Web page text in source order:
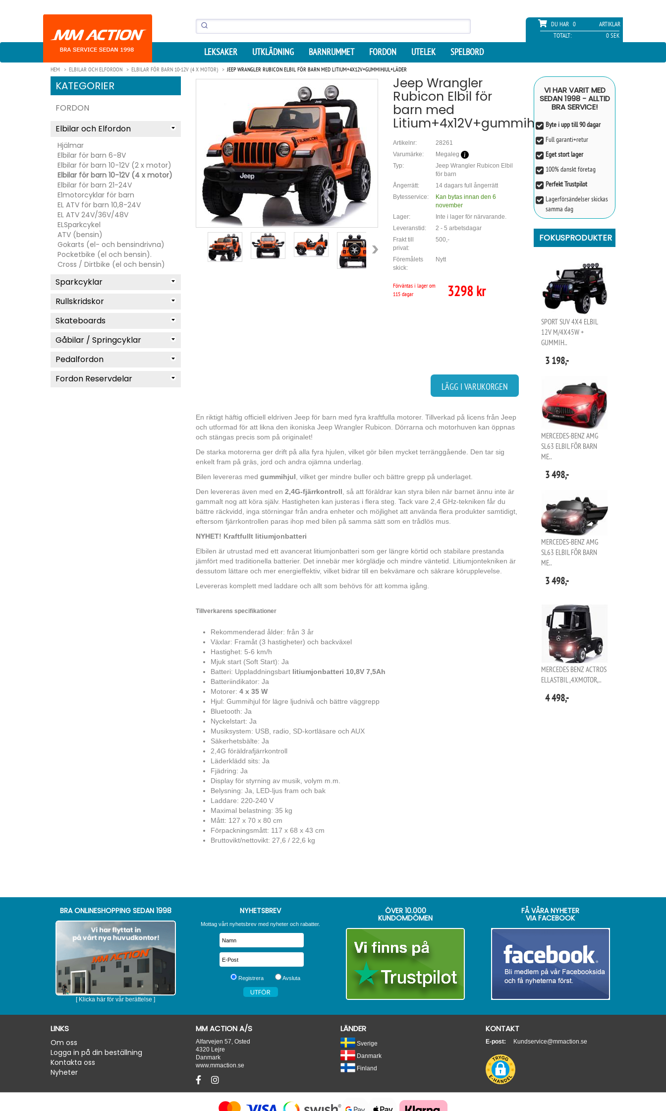
DU HAR 0
ARTIKLAR
TOTALT:
0 SEK
LEKSAKER UTKLÄDNING BARNRUMMET FORDON UTELEK SPELBORD
HEM ELBILAR OCH ELFORDON ELBILAR FÖR BARN 10-12V (4 X MOTOR) JEEP WRANGLER RUBICON ELBIL FÖR BARN MED LITIUM+4X12V+GUMMIHJUL+LÄDER
KATEGORIER
FORDON
Elbilar och Elfordon
Hjälmar
Elbilar för barn 6-8V
Elbilar för barn 10-12V (2 x motor)
Elbilar för barn 10-12V (4 x motor)
Elbilar för barn 21-24V
Elmotorcyklar för barn
EL ATV för barn 10,8-24V
EL ATV 24V/36V/48V
ELSparkcykel
ATV (bensin)
Gokarts (el- och bensindrivna)
Pocketbike (el och bensin).
Cross / Dirtbike (el och bensin)
Sparkcyklar
Rullskridskor
Skateboards
Gåbilar / Springcyklar
Pedalfordon
Fordon Reservdelar
Jeep Wrangler
Rubicon Elbil för
barn med
Litium+4x12V+gummihjul+läder
Artikelnr:
28261
Varumärke:
Megaleg
Typ:
Jeep Wrangler Rubicon Elbil
för barn
Ångerrätt:
14 dagars full ångerrätt
Bytesservice:
Kan bytas innan den 6
november
Lager:
Inte i lager för närvarande.
Leveranstid:
2 - 5 arbetsdagar
Frakt till
privat:
500,-
Föremålets
skick:
Nytt
Förväntas i lager om
115 dagar
3298 kr
LÄGG I VARUKORGEN
En riktigt häftig officiell eldriven Jeep för barn med fyra kraftfulla motorer. Tillverkad på licens från Jeep
och utformad för att likna den ikoniska Jeep Wrangler Rubicon. Dörrarna och motorhuven kan öppnas
och stängas precis som på originalet!
De starka motorerna ger drift på alla fyra hjulen, vilket gör bilen mycket terränggående. Den tar sig
enkelt fram på gräs, jord och andra ojämna underlag.
Bilen levereras med gummihjul , vilket ger mindre buller och bättre grepp på underlaget.
Den levereras även med en 2,4G-fjärrkontroll , så att föräldrar kan styra bilen när barnet ännu inte är
gammalt nog att köra själv. Hastigheten kan justeras i flera steg. Tack vare 2,4 GHz-tekniken får du
bättre räckvidd, inga störningar från andra enheter och möjlighet att använda flera produkter samtidigt,
eftersom fjärrkontrollen paras ihop med bilen på samma sätt som en trådlös mus.
NYHET! Kraftfullt litiumjonbatteri
Elbilen är utrustad med ett avancerat litiumjonbatteri som ger längre körtid och stabilare prestanda
jämfört med traditionella batterier. Det innebär mer körglädje och mindre väntetid. Litiumjontekniken är
dessutom lättare och mer energieffektiv, vilket bidrar till en bekvämare och säkrare körupplevelse.
Levereras komplett med laddare och allt som behövs för att komma igång.
Tillverkarens specifikationer
Rekommenderad ålder: från 3 år
Växlar: Framåt (3 hastigheter) och backväxel
Hastighet: 5-6 km/h
Mjuk start (Soft Start): Ja
Batteri: Uppladdningsbart litiumjonbatteri 10,8V 7,5Ah
Batteriindikator: Ja
Motorer: 4 x 35 W
Hjul: Gummihjul för lägre ljudnivå och bättre väggrepp
Bluetooth: Ja
Nyckelstart: Ja
Musiksystem: USB, radio, SD-kortläsare och AUX
Säkerhetsbälte: Ja
2,4G föräldrafjärrkontroll
Läderklädd sits: Ja
Fjädring: Ja
Display för styrning av musik, volym m.m.
Belysning: Ja, LED-ljus fram och bak
Laddare: 220-240 V
Maximal belastning: 35 kg
Mått: 127 x 70 x 80 cm
Förpackningsmått: 117 x 68 x 43 cm
Bruttovikt/nettovikt: 27,6 / 22,6 kg
VI HAR VARIT MED
SEDAN 1998 - ALLTID
BRA SERVICE!
Byte i upp till 90 dagar
Full garanti+retur
Eget stort lager
100% danskt företag
Perfekt Trustpilot
Lagerförsändelser skickas
samma dag
FOKUSPRODUKTER
SPORT SUV 4X4 ELBIL
12V M/4X45W +
GUMMIH..
3 198,-
MERCEDES-BENZ AMG
SL63 ELBIL FÖR BARN
ME..
3 498,-
MERCEDES-BENZ AMG
SL63 ELBIL FÖR BARN
ME..
3 498,-
MERCEDES BENZ ACTROS
ELLASTBIL ,4XMOTOR,..
4 498,-
BRA ONLINESHOPPING SEDAN 1998
[ Klicka här för vår berättelse ]
NYHETSBREV
Mottag vårt nyhetsbrev med nyheter och rabatter.
Registrera Avsluta
ÖVER 10.000
KUNDOMDÖMEN
FÅ VÅRA NYHETER
VIA FACEBOOK
LINKS
Om oss
Logga in på din beställning
Kontakta oss
Nyheter
MM ACTION A/S
Alfarvejen 57, Osted
4320 Lejre
Danmark
www.mmaction.se
LÄNDER
Sverige
Danmark
Finland
KONTAKT
E-post: Kundservice@mmaction.se